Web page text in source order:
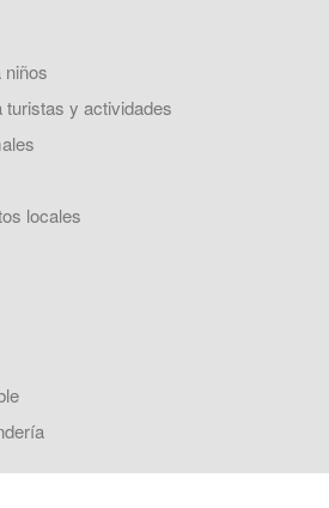
niños
turistas y actividades
locales